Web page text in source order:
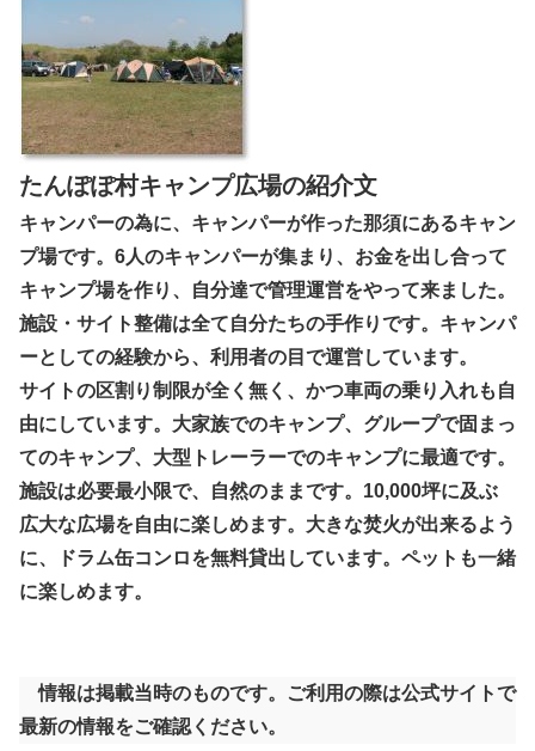
たんぽぽ村キャンプ広場の紹介文
キャンパーの為に、キャンパーが作った那須にあるキャン
プ場です。6人のキャンパーが集まり、お金を出し合って
キャンプ場を作り、自分達で管理運営をやって来ました。
施設・サイト整備は全て自分たちの手作りです。キャンパ
ーとしての経験から、利用者の目で運営しています。
サイトの区割り制限が全く無く、かつ車両の乗り入れも自
由にしています。大家族でのキャンプ、グループで固まっ
てのキャンプ、大型トレーラーでのキャンプに最適です。
施設は必要最小限で、自然のままです。10,000坪に及ぶ
広大な広場を自由に楽しめます。大きな焚火が出来るよう
に、ドラム缶コンロを無料貸出しています。ペットも一緒
に楽しめます。
情報は掲載当時のものです。ご利用の際は公式サイトで
最新の情報をご確認ください。